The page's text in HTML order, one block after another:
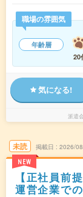
職場の雰囲気
年齢層
20
気になる!
派遣
未読
NEW
掲載日 2026/
【正社員前
運営企業で